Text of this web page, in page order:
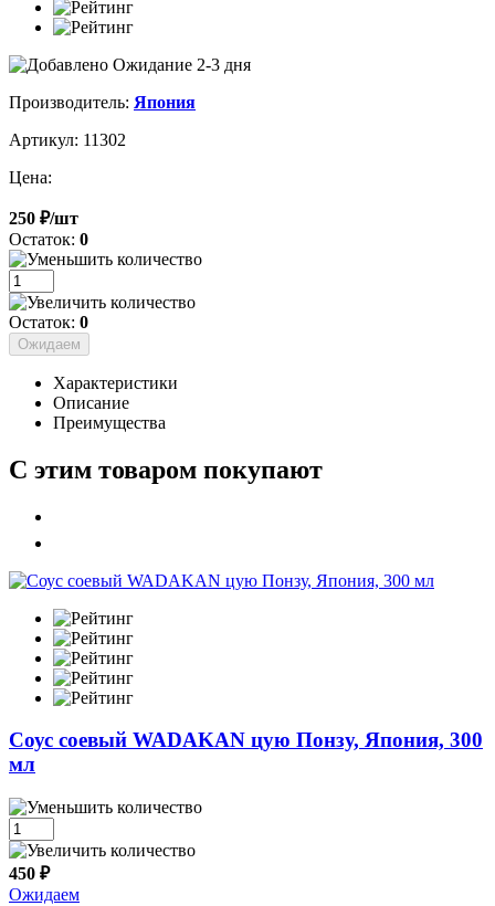
Ожидание 2-3 дня
Производитель: Япония
Артикул: 11302
Цена:
250 ₽/шт
Остаток: 0
Остаток: 0
Ожидаем
Характеристики
Описание
Преимущества
С этим товаром покупают
Соус соевый WADAKAN цую Понзу, Япония, 300
мл
450 ₽
Ожидаем